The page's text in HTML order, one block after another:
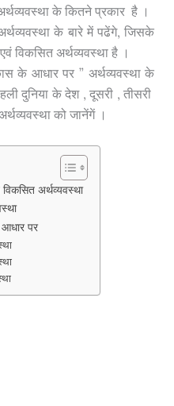
के कितने प्रकार है ।
के बारे में पढेंगे, जिसके
विकसित अर्थव्यवस्था है ।
के आधार पर ” अर्थव्यवस्था के
दुनिया के देश , दूसरी , तीसरी
को जानेंगें ।
अर्थव्यवस्था
आधार पर